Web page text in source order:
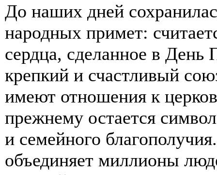
До наших дней
народных примет:
сердца, сделанное в День
крепкий и счастливый
имеют отношения к
прежнему остается
и семейного
объединяет миллионы